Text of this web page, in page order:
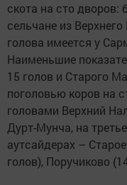
скота на сто дворов:
сельчане из
голова имеется у
Наименьшие
15 голов и Старого
поголовью коров на
головами Верхний
Дурт-Мунча, на
аутсайдерах –
голов), Поручиково